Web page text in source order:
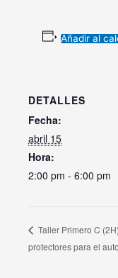
Añadir al
DETALLES
Fecha:
abril 15
Hora:
2:00 pm - 6:00 pm
Taller Primero C
protectores para el